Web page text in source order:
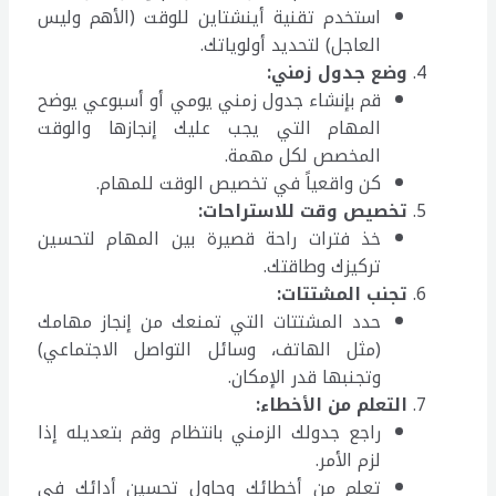
استخدم تقنية أينشتاين للوقت (الأهم وليس
العاجل) لتحديد أولوياتك.
وضع جدول زمني:
قم بإنشاء جدول زمني يومي أو أسبوعي يوضح
المهام التي يجب عليك إنجازها والوقت
المخصص لكل مهمة.
كن واقعياً في تخصيص الوقت للمهام.
تخصيص وقت للاستراحات:
خذ فترات راحة قصيرة بين المهام لتحسين
تركيزك وطاقتك.
تجنب المشتتات:
حدد المشتتات التي تمنعك من إنجاز مهامك
(مثل الهاتف، وسائل التواصل الاجتماعي)
وتجنبها قدر الإمكان.
التعلم من الأخطاء:
راجع جدولك الزمني بانتظام وقم بتعديله إذا
لزم الأمر.
تعلم من أخطائك وحاول تحسين أدائك في